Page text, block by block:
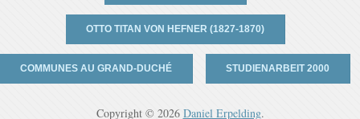
OTTO TITAN VON HEFNER (1827-1870)
COMMUNES AU GRAND-DUCHÉ STUDIENARBEIT 2000
Copyright © 2026 Daniel Erpelding.